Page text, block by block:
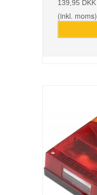
139,95 DKK
(inkl. moms)